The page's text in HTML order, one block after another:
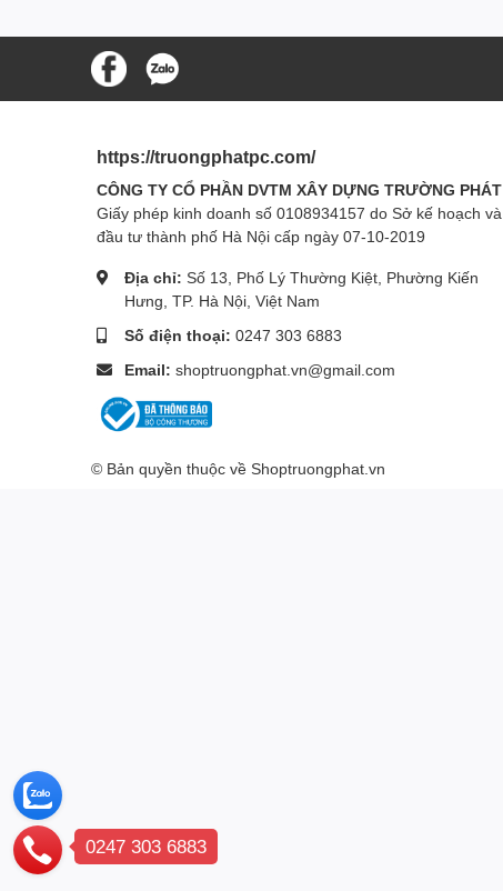
https://truongphatpc.com/
CÔNG TY CỔ PHẦN DVTM XÂY DỰNG TRƯỜNG PHÁT
Giấy phép kinh doanh số 0108934157 do Sở kế hoạch và
đầu tư thành phố Hà Nội cấp ngày 07-10-2019
Địa chỉ: Số 13, Phố Lý Thường Kiệt, Phường Kiến
Hưng, TP. Hà Nội, Việt Nam
Số điện thoại: 0247 303 6883
Email: shoptruongphat.vn@gmail.com
© Bản quyền thuộc về Shoptruongphat.vn
0247 303 6883